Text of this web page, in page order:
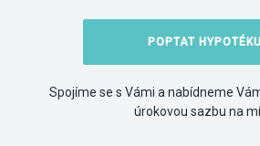
POPTAT HYPOTÉKU
Spojíme se s Vámi a nabídneme
úrokovou sazbu na